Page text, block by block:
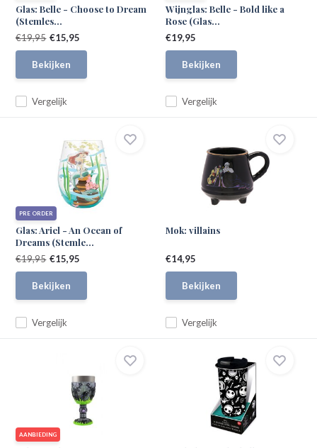
Glas: Belle - Choose to Dream
(Stemles...
Vergelijk
€19,95 €15,95
Bekijken
Wijnglas: Belle - Bold like a
Rose (Glas...
Vergelijk
€19,95
Bekijken
PRE ORDER
Glas: Ariel - An Ocean of
Dreams (Stemle...
Vergelijk
€19,95 €15,95
Bekijken
Mok: villains
Vergelijk
€14,95
Bekijken
AANBIEDING